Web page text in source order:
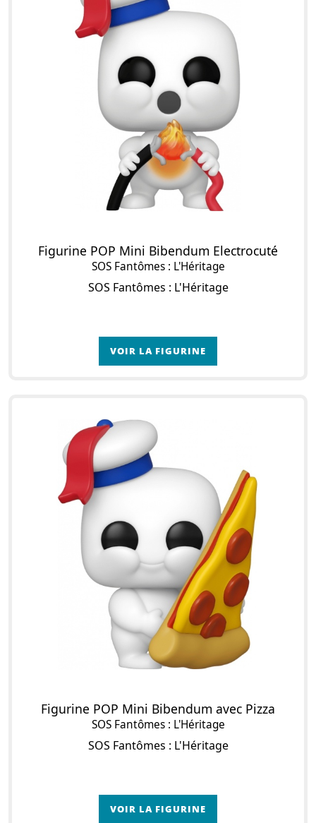
Figurine POP Mini Bibendum Electrocuté
SOS Fantômes : L'Héritage
SOS Fantômes : L'Héritage
VOIR LA FIGURINE
Figurine POP Mini Bibendum avec Pizza
SOS Fantômes : L'Héritage
SOS Fantômes : L'Héritage
VOIR LA FIGURINE